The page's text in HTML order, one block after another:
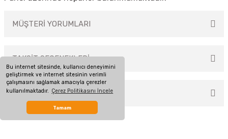
Bu internet sitesinde, kullanıcı deneyimini
geliştirmek ve internet sitesinin verimli
çalışmasını sağlamak amacıyla çerezler
kullanılmaktadır. Çerez Politikasını İncele
Tamam
MÜŞTERİ YORUMLARI
Bu ürüne ilk yorumu siz yapın!
Yorum Yaz
TAKSİT SEÇENEKLERİ
ÖNERİLERİNİZ
Bu ürünün fiyat bilgisi, resim, ürün açıklamalarında ve diğer konularda